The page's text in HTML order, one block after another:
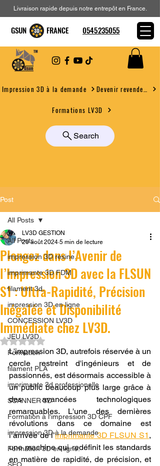
Impression 3D à la demande
Formations LV3D
Search
Livraison rapide depuis notre entrepôt en France.
GSUN FRANCE 0545235055
Post
All Posts
impression 3D résine.
imprimante 3D FDM
filament 3d,
impression 3D en ligne
CONCESSION LV3D
JEU LV3D
Formation
filament PLA
imprimante 3d professionelle
SCANNER 3D
Formation à l'impression 3D CPF
impression 3D à la demande
Formation 3D en ligne.
All Posts
Plongez dans l’Avenir de
l’Impression 3D avec la FLSUN
S1 : Ultra-Rapidité, Précision
Inégalée et Disponibilité
Immédiate chez LV3D.
LV3D GESTION
20 août 2024 5 min de lecture
Noté NaN étoiles sur 5.
L'impression 3D, autrefois réservée à un
cercle restreint d'ingénieurs et de
passionnés, est désormais accessible à
un public beaucoup plus large grâce à
des avancées technologiques
remarquables. L'une des dernières
révolutions dans ce domaine est
l’arrivée de l’imprimante 3D FLSUN S1 ,
une machine qui redéfinit les standards
en matière de rapidité, de précision, et